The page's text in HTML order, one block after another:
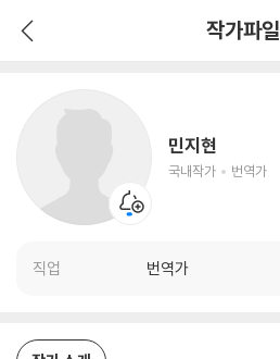
작가파일
민지현
국내작가 번역가
직업 번역가